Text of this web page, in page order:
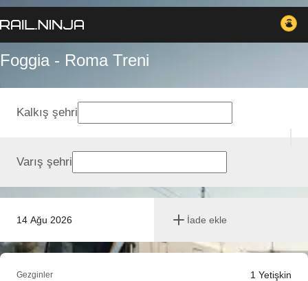
Foggia - Roma Treni
14 Ağu 2026 İade ekle
Kalkış şehri
Varış şehri
Gezginler 1 Yetişkin